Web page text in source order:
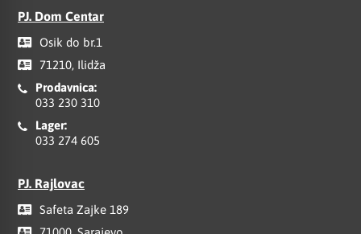
PJ. Dom Centar
Osik do br.1
71210, Ilidža
Prodavnica:
033 230 310
Lager:
033 274 605
PJ. Rajlovac
Safeta Zajke 189